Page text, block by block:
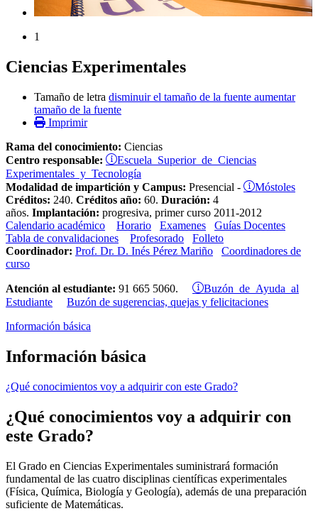
1
Ciencias Experimentales
Tamaño de letra disminuir el tamaño de la fuente aumentar
tamaño de la fuente
Imprimir
Rama del conocimiento: Ciencias
Centro responsable:
Escuela Superior de Ciencias
Experimentales y Tecnología
Modalidad de impartición y Campus: Presencial - Móstoles
Créditos: 240. Créditos año: 60. Duración: 4
años. Implantación: progresiva, primer curso 2011-2012
Calendario académico
Horario Examenes
Guías Docentes
Tabla de convalidaciones
Profesorado
Folleto
Coordinador: Prof. Dr. D. Inés Pérez Mariño
Coordinadores de
curso
Atención al estudiante: 91 665 5060.
Buzón de Ayuda al
Estudiante
Buzón de sugerencias, quejas y felicitaciones
Información básica
Información básica
¿Qué conocimientos voy a adquirir con este Grado?
¿Qué conocimientos voy a adquirir con
este Grado?
El Grado en Ciencias Experimentales suministrará formación
fundamental de las cuatro disciplinas científicas experimentales
(Física, Química, Biología y Geología), además de una preparación
suficiente de Matemáticas.